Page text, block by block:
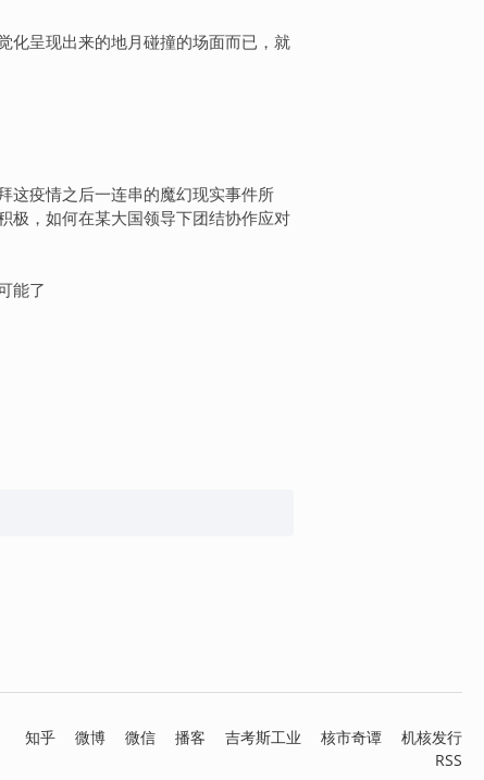
化呈现出来的地月碰撞的场面而已，就
这疫情之后一连串的魔幻现实事件所
极，如何在某大国领导下团结协作应对
能了
知乎 微博 微信 播客 吉考斯工业 核市奇谭
机核发行
RSS